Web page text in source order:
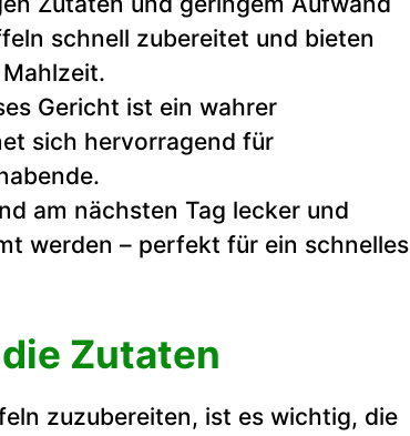
schnell zubereitet und bieten
Gericht ist ein wahrer
sich hervorragend für
am nächsten Tag lecker und
werden – perfekt für ein schnelles
Zutaten
zuzubereiten, ist es wichtig, die